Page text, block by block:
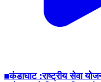
■कंडाघाट :राष्ट्रीय सेवा